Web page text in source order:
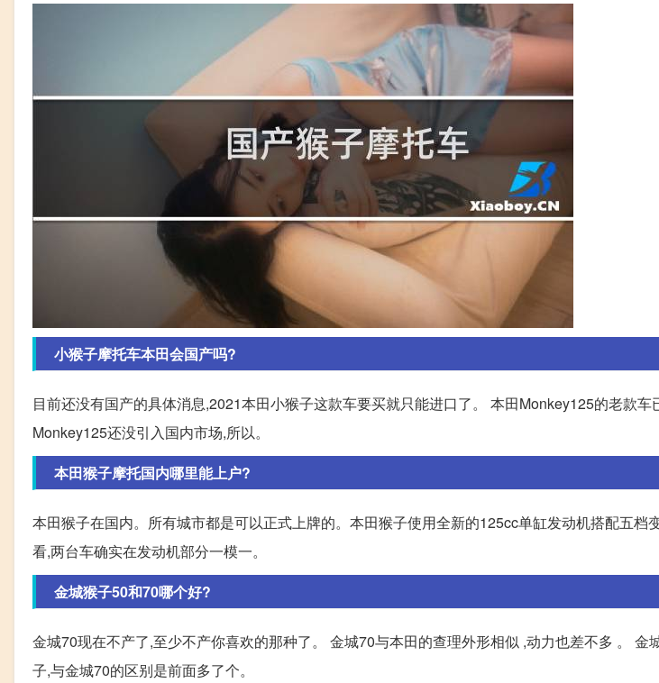
小猴子摩托车本田会国产吗?
目前还没有国产的具体消息,2021本田小猴子这款车要买就只能进口了。 本田Monkey125的老款
Monkey125还没引入国内市场,所以。
本田猴子摩托国内哪里能上户?
本田猴子在国内。所有城市都是可以正式上牌的。本田猴子使用全新的125cc单缸发动机搭配五档
看,两台车确实在发动机部分一模一。
金城猴子50和70哪个好?
金城70现在不产了,至少不产你喜欢的那种了。 金城70与本田的查理外形相似 ,动力也差不多 。 金
子,与金城70的区别是前面多了个。